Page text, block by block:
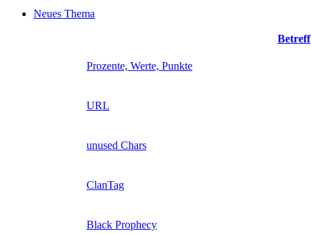
Neues Thema
Betreff
Prozente, Werte, Punkte
URL
unused Chars
ClanTag
Black Prophecy